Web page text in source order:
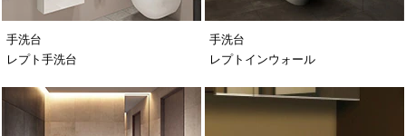
手洗台
レプト手洗台
手洗台
レプトインウォール